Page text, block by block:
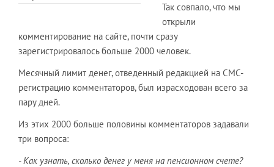
Так совпало, что мы
открыли
комментирование на сайте, почти сразу
зарегистрировалось больше 2000 человек.
Месячный лимит денег, отведенный редакцией на СМС-
регистрацию комментаторов, был израсходован всего за
пару дней.
Из этих 2000 больше половины комментаторов задавали
три вопроса:
- Как узнать, сколько денег у меня на пенсионном счете?